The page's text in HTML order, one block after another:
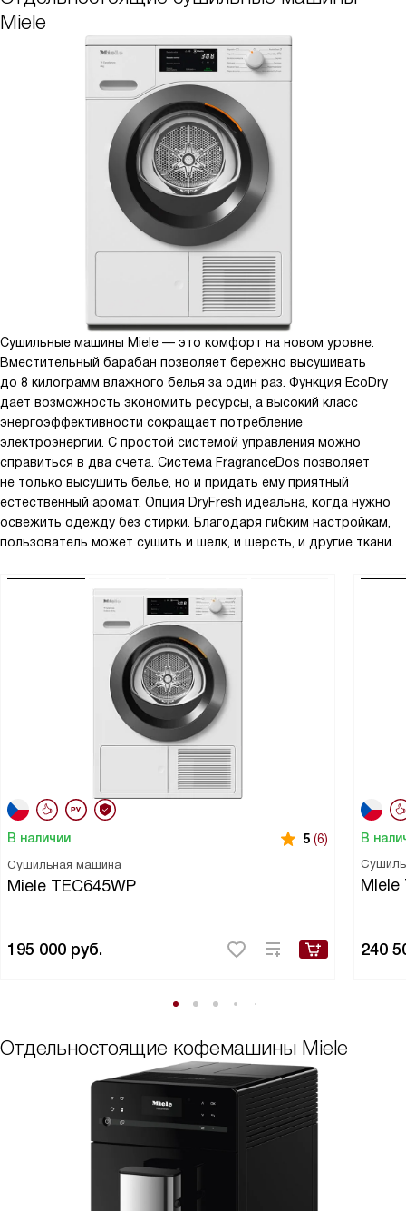
Miele
Сушильные машины Miele — это комфорт на новом уровне.
Вместительный барабан позволяет бережно высушивать
до 8 килограмм влажного белья за один раз. Функция EcoDry
дает возможность экономить ресурсы, а высокий класс
энергоэффективности сокращает потребление
электроэнергии. С простой системой управления можно
справиться в два счета. Система FragranceDos позволяет
не только высушить белье, но и придать ему приятный
естественный аромат. Опция DryFresh идеальна, когда нужно
освежить одежду без стирки. Благодаря гибким настройкам,
пользователь может сушить и шелк, и шерсть, и другие ткани.
В наличии 5 (6)
Сушильная машина
Miele TEC645WP
195 000 руб.
В
Miele
240
Отдельностоящие кофемашины Miele